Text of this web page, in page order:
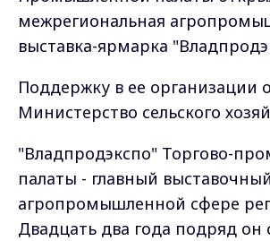
межрегиональная
выставка-ярмарка
Поддержку в ее организации
Министерство сельского
"Владпродэкспо" Торгово-
палаты - главный
агропромышленной сфере
Двадцать два года подряд он